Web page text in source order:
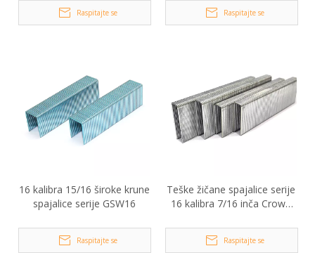
Raspitajte se Raspitajte se
16 kalibra 15/16 široke krune
spajalice serije GSW16
Raspitajte se
Teške žičane spajalice serije
16 kalibra 7/16 inča Crown
Raspitajte se